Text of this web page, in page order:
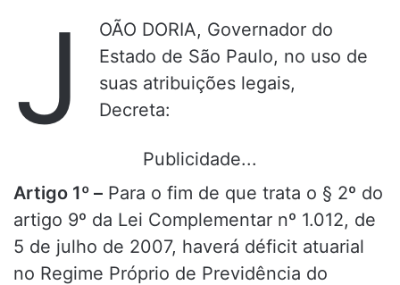
J
OÃO DORIA, Governador do
Estado de São Paulo, no uso de
suas atribuições legais,
Decreta:
Publicidade...
Artigo 1º – Para o fim de que trata o § 2º do
artigo 9º da Lei Complementar nº 1.012, de
5 de julho de 2007, haverá déficit atuarial
no Regime Próprio de Previdência do